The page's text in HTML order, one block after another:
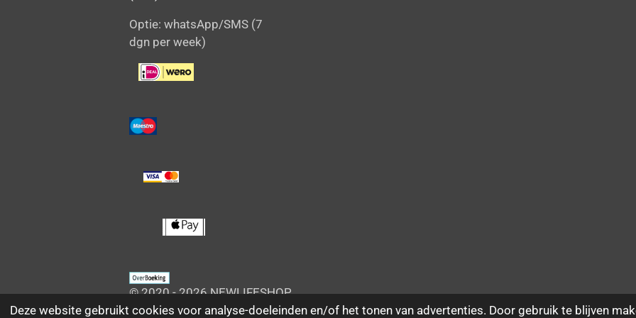
Deze website gebruikt cookies voor analyse-doeleinden en/of het tonen van advertenties. Door gebruik te blijven
Optie: whatsApp/SMS (7
dgn per week)
© 2020 - 2026 NEWLIFESHOP